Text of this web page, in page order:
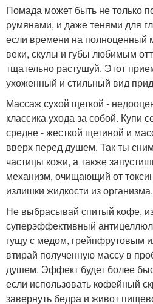
Помада может быть не только
румянами, и даже тенями для
если времени на полноценный
веки, скулы и губы любимым
тщательно растушуй. Этот
ухоженный и стильный вид
Массаж сухой щеткой -
классика ухода за собой. Купи
средне - жесткой щетиной и
вверх перед душем. Так ты
частицы кожи, а также
механизм, очищающий от
излишки жидкости из
Не выбрасывай спитый кофе,
суперэффективный
гущу с медом, грейпфрутовым
втирай полученную массу в
душем. Эффект будет более
если использовать кофейный
завернуть бедра и живот